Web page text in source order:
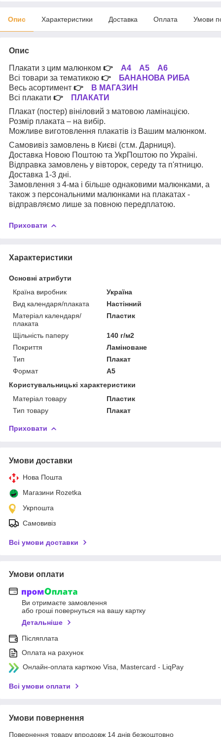
Опис Характеристики Доставка Оплата Умови
Опис
Плакати з цим малюнком 👉 А4 А5
А6
Всі товари за тематикою 👉
БАНАНОВА РИБА
Весь асортимент 👉
В МАГАЗИН
Всі плакати 👉
ПЛАКАТИ
Плакат (постер) вініловий з матовою ламінацією.
Розмір плаката – на вибір.
Можливе виготовлення плакатів із Вашим малюнком.
Самовивіз замовлень в Києві (ст.м. Дарниця).
Доставка Новою Поштою та УкрПоштою по Україні.
Відправка замовлень у вівторок, середу та п'ятницю.
Доставка 1-3 дні.
Замовлення з 4-ма і більше однаковими малюнками, а
також з персональними малюнками на плакатах -
відправляємо лише за повною передплатою.
Приховати
Характеристики
Основні атрибути
Країна виробник
Україна
Вид календаря/плаката
Настінний
Матеріал календаря/
плаката
Пластик
Щільність паперу
140 г/м2
Покриття
Ламіноване
Тип
Плакат
Формат
A5
Користувальницькі характеристики
Матеріал товару
Пластик
Тип товару
Плакат
Приховати
Умови доставки
Нова Пошта
Магазини Rozetka
Укрпошта
Самовивіз
Всі умови доставки
Умови оплати
Ви отримаєте замовлення
або гроші повернуться на вашу картку
Детальніше
Післяплата
Оплата на рахунок
Онлайн-оплата карткою Visa, Mastercard - LiqPay
Всі умови оплати
Умови повернення
Повернення товару впродовж 14 днів безкоштовно